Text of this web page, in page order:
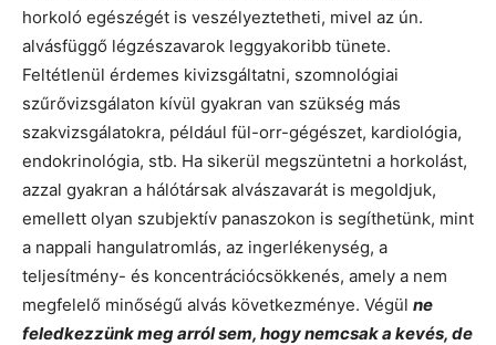
horkoló egészégét is veszélyeztetheti, mivel az ún.
alvásfüggő légzészavarok leggyakoribb tünete.
Feltétlenül érdemes kivizsgáltatni, szomnológiai
szűrővizsgálaton kívül gyakran van szükség más
szakvizsgálatokra, például fül-orr-gégészet, kardiológia,
endokrinológia, stb. Ha sikerül megszüntetni a horkolást,
azzal gyakran a hálótársak alvászavarát is megoldjuk,
emellett olyan szubjektív panaszokon is segíthetünk, mint
a nappali hangulatromlás, az ingerlékenység, a
teljesítmény- és koncentrációcsökkenés, amely a nem
megfelelő minőségű alvás következménye. Végül ne
feledkezzünk meg arról sem, hogy nemcsak a kevés, de